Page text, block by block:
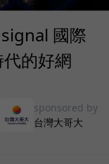
國際
的好網
sponsored by
台灣大哥大